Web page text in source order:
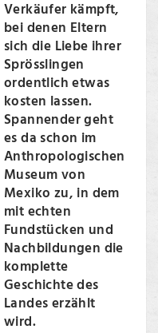
Verkäufer kämpft,
bei denen Eltern
sich die Liebe ihrer
Sprösslingen
ordentlich etwas
kosten lassen.
Spannender geht
es da schon im
Anthropologischen
Museum von
Mexiko zu, in dem
mit echten
Fundstücken und
Nachbildungen die
komplette
Geschichte des
Landes erzählt
wird.